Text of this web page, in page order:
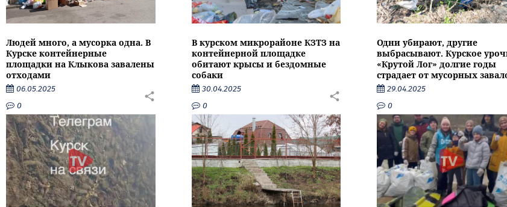
Людей много, а мусорка одна. В
Курске контейнерные
площадки на Клыкова завалены
отходами
06.05.2025
0
В курском микрорайоне КЗТЗ на
контейнерной площадке
обитают крысы и бездомные
собаки
30.04.2025
0
Одни убирают, другие
выбрасывают. Курское
«Крутой Лог» долгие годы
страдает от мусорных
29.04.2025
0